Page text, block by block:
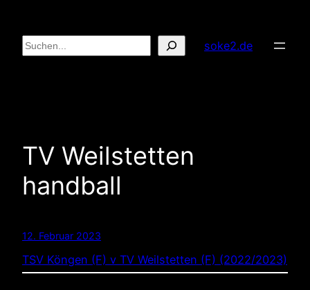
Inhalt
springen
Suchen soke2.de
TV Weilstetten
handball
12. Februar 2023
TSV Köngen (F) v TV Weilstetten (F) (2022/2023)